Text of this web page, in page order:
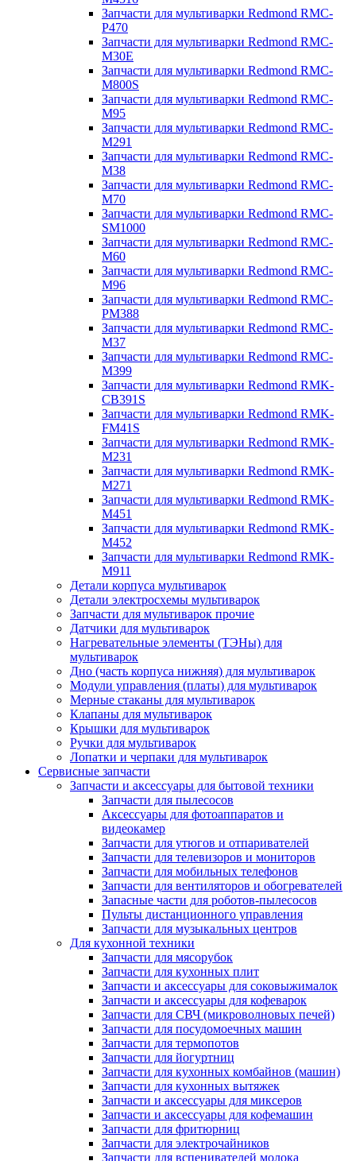
Запчасти для мультиварки Redmond RMC-
P470
Запчасти для мультиварки Redmond RMC-
M30E
Запчасти для мультиварки Redmond RMC-
M800S
Запчасти для мультиварки Redmond RMC-
M95
Запчасти для мультиварки Redmond RMC-
M291
Запчасти для мультиварки Redmond RMC-
M38
Запчасти для мультиварки Redmond RMC-
M70
Запчасти для мультиварки Redmond RMC-
SM1000
Запчасти для мультиварки Redmond RMC-
M60
Запчасти для мультиварки Redmond RMC-
M96
Запчасти для мультиварки Redmond RMC-
PM388
Запчасти для мультиварки Redmond RMC-
M37
Запчасти для мультиварки Redmond RMC-
M399
Запчасти для мультиварки Redmond RMK-
CB391S
Запчасти для мультиварки Redmond RMK-
FM41S
Запчасти для мультиварки Redmond RMK-
M231
Запчасти для мультиварки Redmond RMK-
M271
Запчасти для мультиварки Redmond RMK-
M451
Запчасти для мультиварки Redmond RMK-
M452
Запчасти для мультиварки Redmond RMK-
M911
Детали корпуса мультиварок
Детали электросхемы мультиварок
Запчасти для мультиварок прочие
Датчики для мультиварок
Нагревательные элементы (ТЭНы) для
мультиварок
Дно (часть корпуса нижняя) для мультиварок
Модули управления (платы) для мультиварок
Мерные стаканы для мультиварок
Клапаны для мультиварок
Крышки для мультиварок
Ручки для мультиварок
Лопатки и черпаки для мультиварок
Сервисные запчасти
Запчасти и аксессуары для бытовой техники
Запчасти для пылесосов
Аксессуары для фотоаппаратов и
видеокамер
Запчасти для утюгов и отпаривателей
Запчасти для телевизоров и мониторов
Запчасти для мобильных телефонов
Запчасти для вентиляторов и обогревателей
Запасные части для роботов-пылесосов
Пульты дистанционного управления
Запчасти для музыкальных центров
Для кухонной техники
Запчасти для мясорубок
Запчасти для кухонных плит
Запчасти и аксессуары для соковыжималок
Запчасти и аксессуары для кофеварок
Запчасти для СВЧ (микроволновых печей)
Запчасти для посудомоечных машин
Запчасти для термопотов
Запчасти для йогуртниц
Запчасти для кухонных комбайнов (машин)
Запчасти для кухонных вытяжек
Запчасти и аксессуары для миксеров
Запчасти и аксессуары для кофемашин
Запчасти для фритюрниц
Запчасти для электрочайников
Запчасти для вспенивателей молока